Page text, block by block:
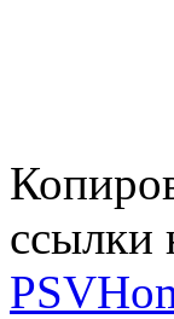
ссылки